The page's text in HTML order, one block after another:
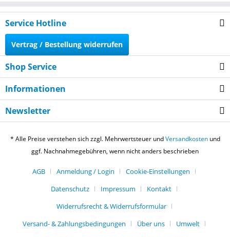
Service Hotline
Vertrag / Bestellung widerrufen
Shop Service
Informationen
Newsletter
* Alle Preise verstehen sich zzgl. Mehrwertsteuer undVersandkostenund
ggf. Nachnahmegebühren, wenn nicht anders beschrieben
AGB Anmeldung / Login
Cookie-Einstellungen
Datenschutz
Impressum
Kontakt
Widerrufsrecht & Widerrufsformular
Versand- & Zahlungsbedingungen
Über uns
Umwelt